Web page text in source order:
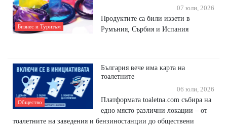
Бизнес и Туризъм
07 юли, 2026
Продуктите са били иззети в
Румъния, Сърбия и Испания
Общество
България вече има карта на
тоалетните
06 юли, 2026
Платформата toaletna.com събира на
едно място различни локации – от
тоалетните на заведения и бензиностанции до обществени